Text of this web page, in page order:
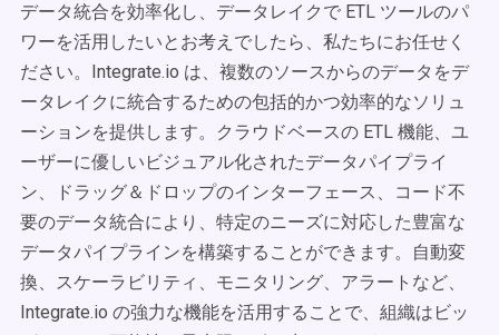
データ統合を効率化し、データレイクで ETL ツールのパ
ワーを活用したいとお考えでしたら、私たちにお任せく
ださい。Integrate.io は、複数のソースからのデータをデ
ータレイクに統合するための包括的かつ効率的なソリュ
ーションを提供します。クラウドベースの ETL 機能、ユ
ーザーに優しいビジュアル化されたデータパイプライ
ン、ドラッグ＆ドロップのインターフェース、コード不
要のデータ統合により、特定のニーズに対応した豊富な
データパイプラインを構築することができます。自動変
換、スケーラビリティ、モニタリング、アラートなど、
Integrate.io の強力な機能を活用することで、組織はビッ